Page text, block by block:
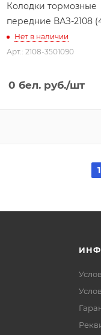
Колодки тормозные
передние ВАЗ-2108
Нет в наличии
Арт.: 2108-3501090
0 бел. руб./шт
1